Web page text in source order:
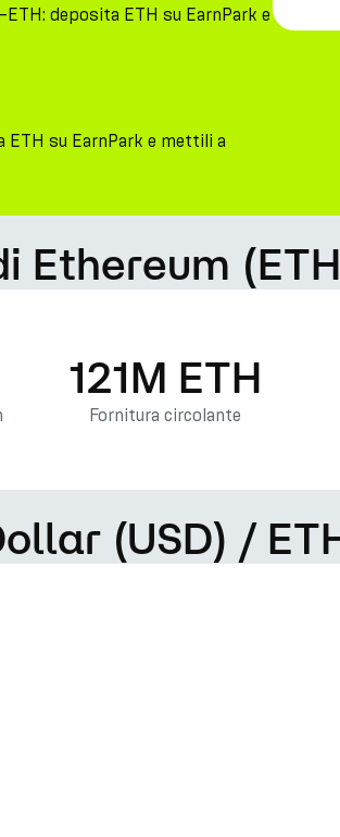
deposita ETH su EarnPark e
su EarnPark e mettili a
Ethereum
121M ETH
Fornitura circolante
(USD) /